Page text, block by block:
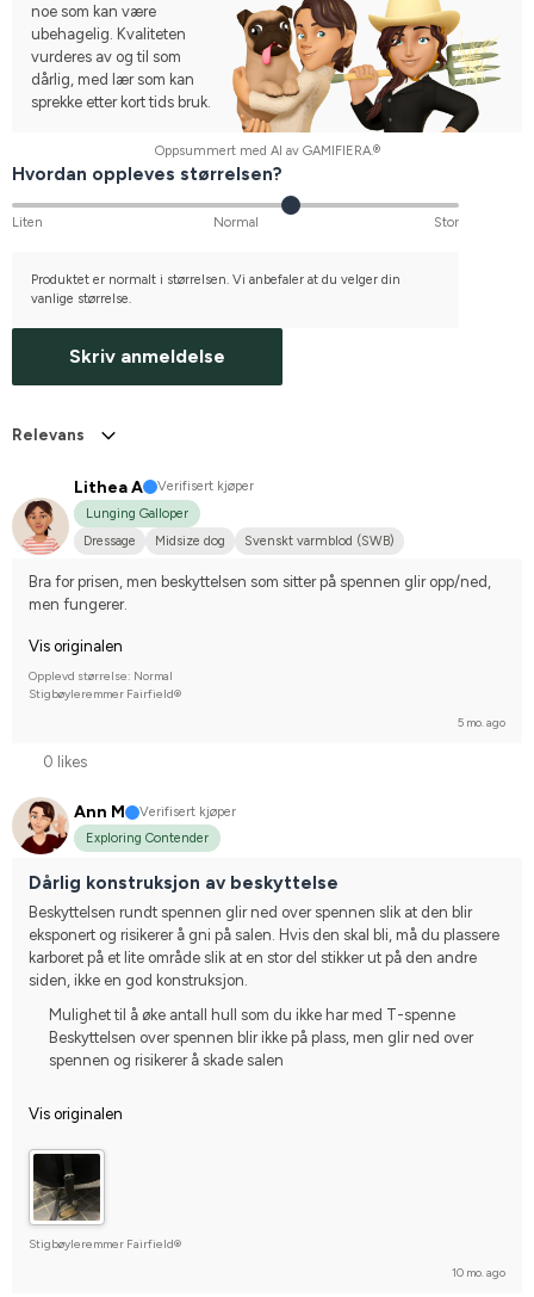
noe som kan være
ubehagelig. Kvaliteten
vurderes av og til som
dårlig, med lær som kan
sprekke etter kort tids bruk.
Oppsummert med AI av GAMIFIERA.®
Hvordan oppleves størrelsen?
Liten Normal Stor
Produktet er normalt i størrelsen. Vi anbefaler at du velger din
vanlige størrelse.
Skriv anmeldelse
Relevans
Lithea A
Verifisert kjøper
Lunging Galloper
Dressage
Midsize dog Svenskt varmblod (SWB)
Bra for prisen, men beskyttelsen som sitter på spennen glir opp/ned,
men fungerer.
Vis originalen
Opplevd størrelse: Normal
Stigbøyleremmer Fairfield®
5 mo. ago
0 likes
Ann M
Verifisert kjøper
Exploring Contender
Dårlig konstruksjon av beskyttelse
Beskyttelsen rundt spennen glir ned over spennen slik at den blir
eksponert og risikerer å gni på salen. Hvis den skal bli, må du plassere
karboret på et lite område slik at en stor del stikker ut på den andre
siden, ikke en god konstruksjon.
Mulighet til å øke antall hull som du ikke har med T-spenne
Beskyttelsen over spennen blir ikke på plass, men glir ned over
spennen og risikerer å skade salen
Vis originalen
Stigbøyleremmer Fairfield®
10 mo. ago